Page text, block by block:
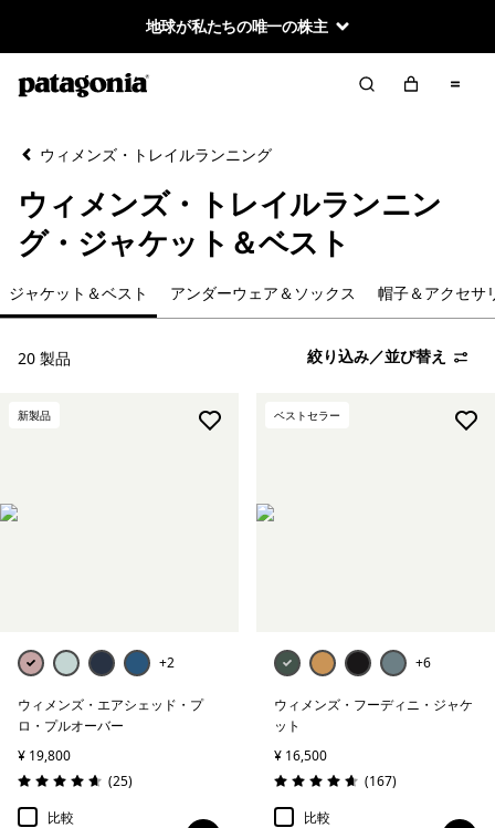
地球が私たちの唯一の株主
絞り込み／並び替え
絞り込み
カテゴリー
新着
絞り込み
在庫のあるサイズ
絞り込み
フィット
ウィメンズ・トレイルランニング
ウィメンズ・トレイルランニン
グ・ジャケット＆ベスト
ジャケット＆ベスト アンダーウェア＆ソックス 帽子＆アクセサ
20 製品 絞り込み／並び替え
新製品
+2
ウィメンズ・エアシェッド・プ
ロ・プルオーバー
¥ 19,800
評価: 4.6 / 5
(25レビュー
)
比較
ベストセラー
+6
ウィメンズ・フーディニ・ジャケ
ット
¥ 16,500
評価: 4.7 / 5
(167レビュー
)
比較